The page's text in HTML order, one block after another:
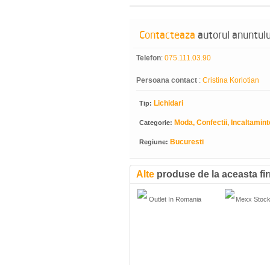
Contacteaza autorul
Telefon: 075.111.03.90
Persoana contact : Cristina Korlotian
Tip: Lichidari
Categorie: Moda, Confectii,
Regiune: Bucuresti
Alte produse de la aceasta
Outlet In Romania Mexx